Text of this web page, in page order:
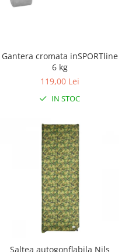
Gantera cromata inSPORTline
6 kg
119,00 Lei
IN STOC
Saltea autogonflabila Nils